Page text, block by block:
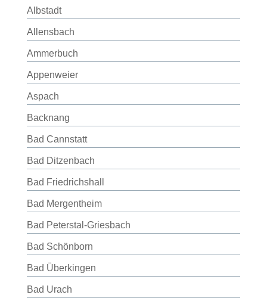
Albstadt
Allensbach
Ammerbuch
Appenweier
Aspach
Backnang
Bad Cannstatt
Bad Ditzenbach
Bad Friedrichshall
Bad Mergentheim
Bad Peterstal-Griesbach
Bad Schönborn
Bad Überkingen
Bad Urach